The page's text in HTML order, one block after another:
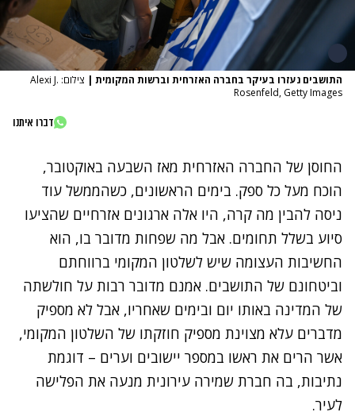
התושבים נעזרו בעיקר בחברה האזרחית וברשות המקומית |
צילום: Alexi J.
Rosenfeld, Getty Images
דברו איתנו
החוסן של החברה האזרחית מאז השבעה באוקטובר,
הוכח מעל כל ספק. בימים הראשונים, כשהממשל עוד
ניסה להבין מה קרה, היו אלה ארגונים אזרחיים שהציעו
סיוע בשלל תחומים. אבל מה שפחות מדובר בו, הוא
החשיבות העצומה שיש לשלטון המקומי ברווחתם
וביטחונם של התושבים. אמנם מדובר רבות על חולשתה
של המדינה באותו יום ובימים שאחריו, אבל לא מספיק
מדברים עלא מצוינת מספיק חוזקתו של השלטון המקומי,
אשר הרים את ראשו במספר יישובים וערים – דוגמת
נתיבות, בה חברת שמירה עירונית מנעה את הפלישה
לעיר.